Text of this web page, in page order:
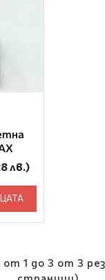
лв.)
от 1 до 3 от 3